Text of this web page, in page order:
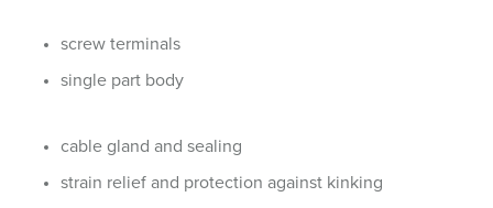
screw terminals
single part body
cable gland and sealing
strain relief and protection against kinking